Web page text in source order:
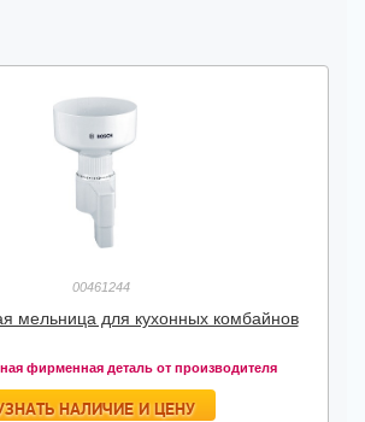
00461244
мельница для кухонных комбайнов
фирменная деталь от производителя
НАЛИЧИЕ И ЦЕНУ